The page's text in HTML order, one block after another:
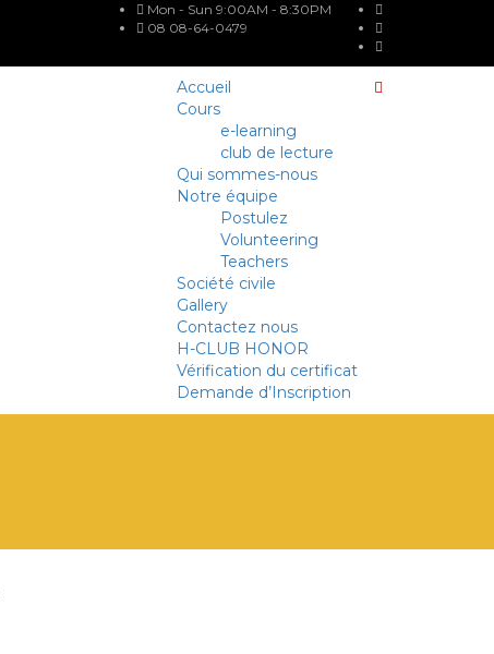
Mon - Sun 9:00AM - 8:30PM
08 08-64-0479
Accueil
Cours
e-learning
club de lecture
Qui sommes-nous
Notre équipe
Postulez
Volunteering
Teachers
Société civile
Gallery
Contactez nous
H-CLUB HONOR
Vérification du certificat
Demande d’Inscription